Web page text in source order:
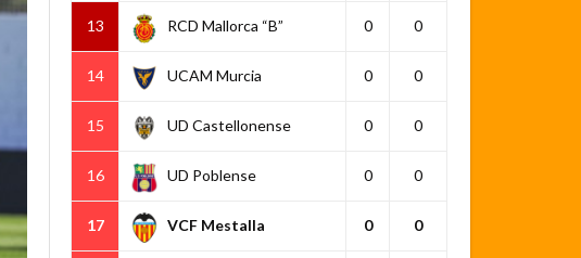
13 RCD Mallorca “B” 0 0
14 UCAM Murcia 0 0
15 UD Castellonense 0 0
16 UD Poblense 0 0
17 VCF Mestalla 0 0